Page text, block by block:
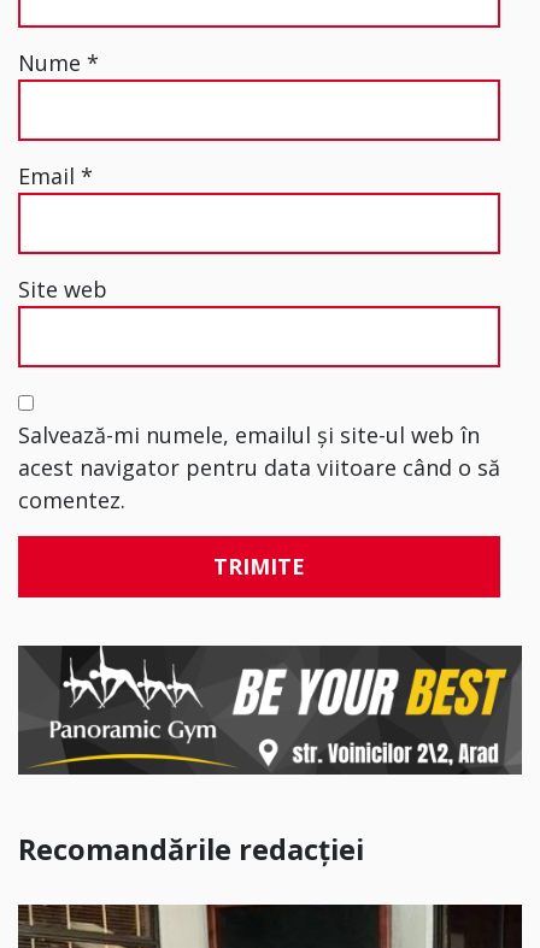
Nume *
Email *
Site web
Salvează-mi numele, emailul și site-ul web în
acest navigator pentru data viitoare când o să
comentez.
Recomandările redacției